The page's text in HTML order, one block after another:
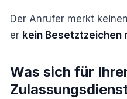
Der Anrufer merkt
er kein Besetztzeichen
Was sich für